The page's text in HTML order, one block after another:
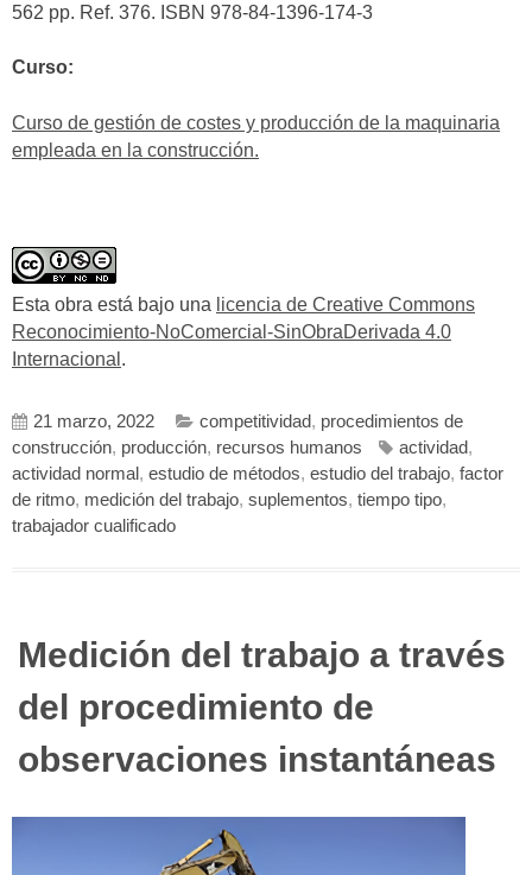
562 pp. Ref. 376. ISBN 978-84-1396-174-3
Curso:
Curso de gestión de costes y producción de la maquinaria
empleada en la construcción.
Esta obra está bajo una licencia de Creative Commons
Reconocimiento-NoComercial-SinObraDerivada 4.0
Internacional .
21 marzo, 2022 competitividad, procedimientos de
construcción, producción, recursos humanos actividad,
actividad normal , estudio de métodos, estudio del trabajo, factor
de ritmo, medición del trabajo, suplementos, tiempo tipo,
trabajador cualificado
Medición del trabajo a través
del procedimiento de
observaciones instantáneas